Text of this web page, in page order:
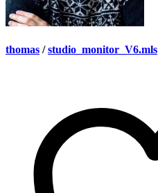
thomas / studio_monitor_V6.mls